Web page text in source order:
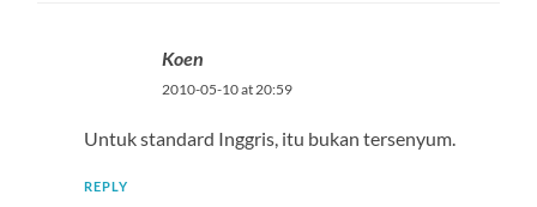
Koen
2010-05-10 at 20:59
Untuk standard Inggris, itu bukan tersenyum.
REPLY